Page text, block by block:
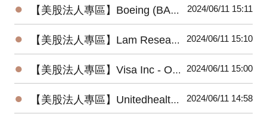
● 【美股法人專區】Boeing (BA) 2024最新法說會重點摘要(4/24發布) 2024/06/11 15:11
● 【美股法人專區】Lam Research (LRCX) 2024最新法說會重點摘要(4/24發布) 2024/06/11 15:10
● 【美股法人專區】Visa Inc - Ordinary Shares (V) 2024最新法說會重點摘要(4/23發布) 2024/06/11 15:00
● 【美股法人專區】Unitedhealth (UNH) 2024最新法說會重點摘要(4/16發布) 2024/06/11 14:58